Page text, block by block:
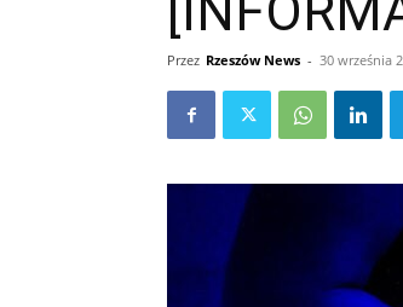
Przez Rzeszów News - 30 września